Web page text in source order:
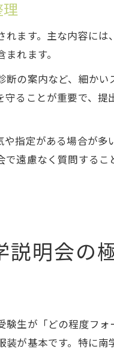
理
ます。主な内容に
れます。
の案内など、細か
ることが重要で、
指定がある場合が
遠慮なく質問するこ
説明会の
生が「どの程度フ
が基本です。特に